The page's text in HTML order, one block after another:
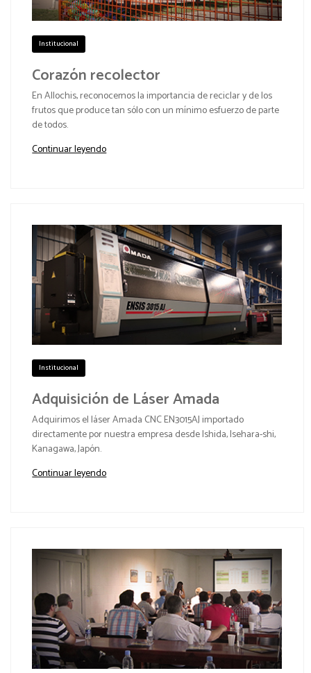
Institucional
Corazón recolector
En Allochis, reconocemos la importancia de reciclar y de los
frutos que produce tan sólo con un mínimo esfuerzo de parte
de todos.
Continuar leyendo
Institucional
Adquisición de Láser Amada
Adquirimos el láser Amada CNC EN3015AJ importado
directamente por nuestra empresa desde Ishida, Isehara-shi,
Kanagawa, Japón.
Continuar leyendo